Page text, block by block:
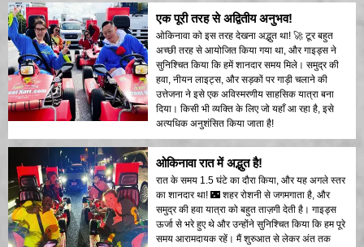
एक पूरी तरह से अद्वितीय अनुभव!
ओकिनावा को इस तरह देखना अद्भुत था! 🚀 टूर बहुत
अच्छी तरह से आयोजित किया गया था, और गाइड्स ने
सुनिश्चित किया कि हमें शानदार समय मिले। समुद्र की
हवा, नीयन लाइट्स, और सड़कों पर गाड़ी चलाने की
उत्तेजना ने इसे एक अविस्मरणीय साहसिक यात्रा बना
दिया। किसी भी व्यक्ति के लिए जो यहाँ आ रहा है, इसे
अत्यधिक अनुशंसित किया जाता है!
ओकिनावा रात में अद्भुत है!
रात के समय 1.5 घंटे का दौरा किया, और यह अगले स्तर
का शानदार था! 🌃 शहर रोशनी से जगमगाता है, और
समुद्र की हवा यात्रा को बहुत ताज़गी देती है। गाइड्स
ऊर्जा से भरे हुए थे और उन्होंने सुनिश्चित किया कि हम पूरे
समय आरामदायक रहें। मैं शुरुआत से लेकर अंत तक